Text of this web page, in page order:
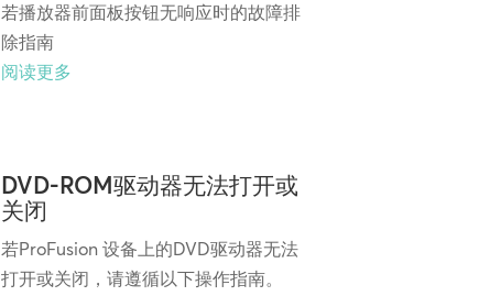
若播放器前面板按钮无响应时的故障排
除指南
阅读更多
DVD-ROM驱动器无法打开或
关闭
若ProFusion 设备上的DVD驱动器无法
打开或关闭，请遵循以下操作指南。